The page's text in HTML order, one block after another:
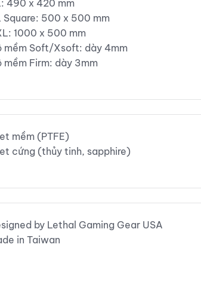
490 x 420 mm
Square: 500 x 500 mm
1000 x 500 mm
mềm Soft/Xsoft: dày 4mm
mềm Firm: dày 3mm
mềm (PTFE)
cứng (thủy tinh, sapphire)
by Lethal Gaming Gear USA
in Taiwan